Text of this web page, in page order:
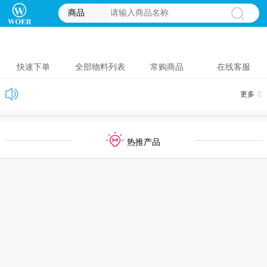
商品
快速下单 全部物料列表 常购商品 在线客服
更多
热推产品